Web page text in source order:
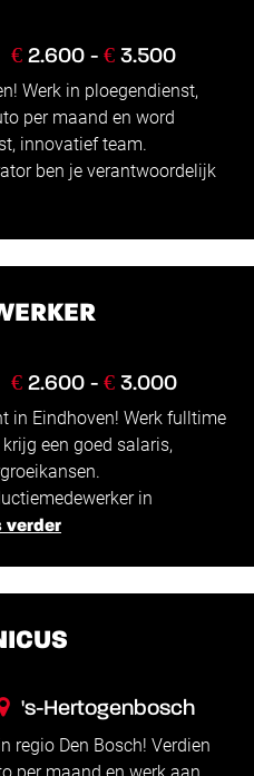
€ 2.600 - € 3.500
Werk in ploegendienst,
per maand en word
innovatief team.
ben je verantwoordelijk
€ 2.600 - € 3.000
in Eindhoven! Werk fulltime
een goed salaris,
in
verder
's-Hertogenbosch
regio Den Bosch! Verdien